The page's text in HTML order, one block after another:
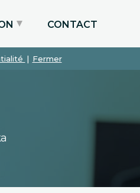
| Fermer
via le CPF
CONTACT